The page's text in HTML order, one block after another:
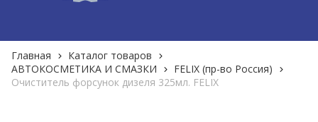
Главная
Каталог товаров
АВТОКОСМЕТИКА И СМАЗКИ
FELIX (пр-во Россия)
Очиститель форсунок дизеля 325мл. FELIX